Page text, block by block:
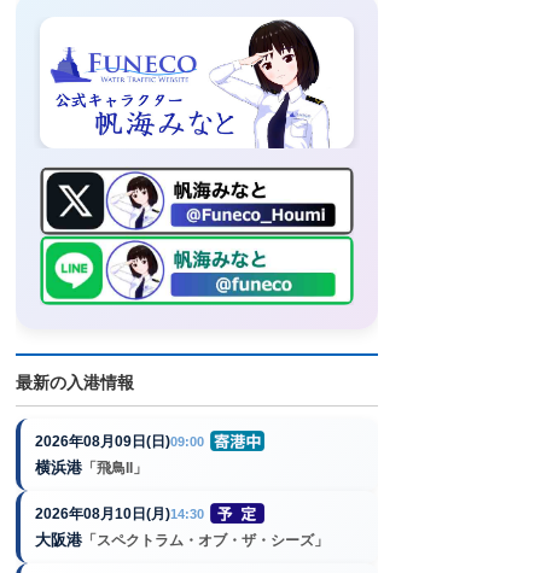
最新の入港情報
2026年08月09日(日)09:00
横浜港 「飛鳥II」
2026年08月10日(月)14:30
大阪港 「スペクトラム・オブ・ザ・シーズ」